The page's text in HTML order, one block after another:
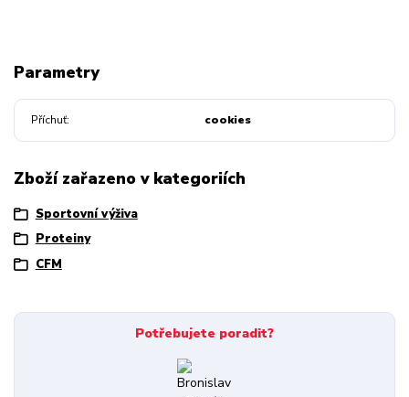
Parametry
Příchuť cookies
Zboží zařazeno v kategoriích
Sportovní výživa
Proteiny
CFM
Potřebujete poradit?